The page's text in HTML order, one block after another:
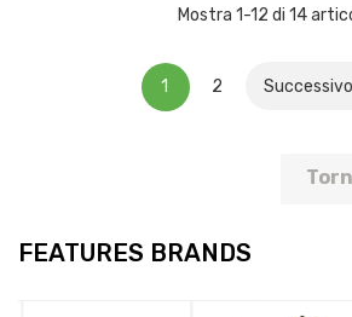
Mostra 1-12 di 14
1 2 Successivo
FEATURES BRANDS